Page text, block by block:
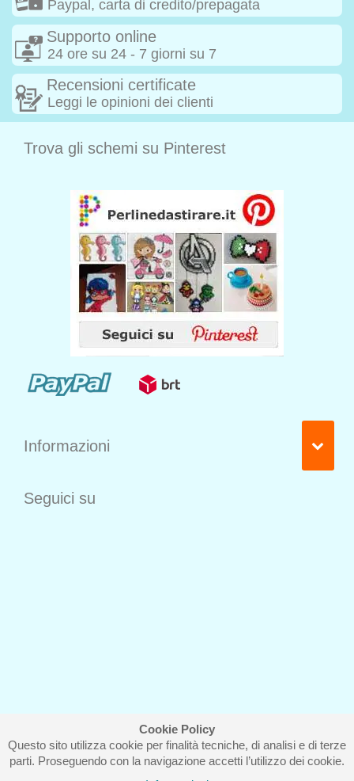
Cookie Policy
Questo sito utilizza cookie per finalità tecniche, di analisi e di terze
parti. Proseguendo con la navigazione accetti l’utilizzo dei cookie.
Paypal, carta di credito/prepagata
Supporto online
24 ore su 24 - 7 giorni su 7
Recensioni certificate
Leggi le opinioni dei clienti
Trova gli schemi su Pinterest
Informazioni
Seguici su
Iscriviti alla nostra newsletter